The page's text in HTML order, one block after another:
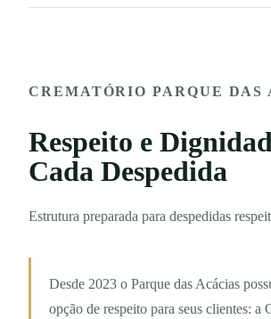
CREMATÓRIO PARQUE DAS
Respeito e
Cada Despedida
Estrutura preparada para despedidas
Desde 2023 o Parque das Acácias
opção de respeito para seus clientes: